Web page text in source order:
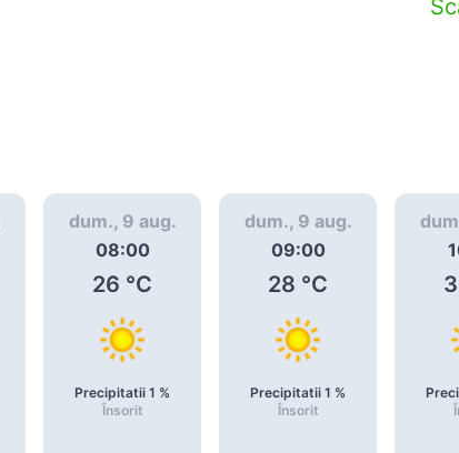
dum., 9 aug.
08:00
26 °C
Precipitatii 1 %
Însorit
dum., 9 aug.
09:00
28 °C
Precipitatii 1 %
Însorit